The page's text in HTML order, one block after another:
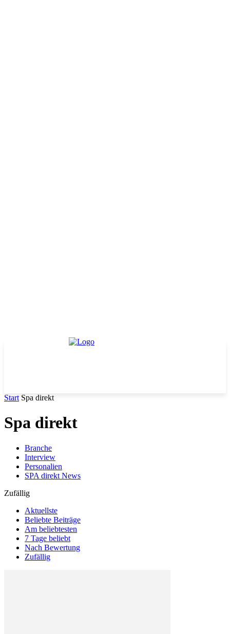
Start Spa direkt
Spa direkt
Branche
Interview
Personalien
SPA direkt News
Zufällig
Aktuellste
Beliebte Beiträge
Am beliebtesten
7 Tage beliebt
Nach Bewertung
Zufällig